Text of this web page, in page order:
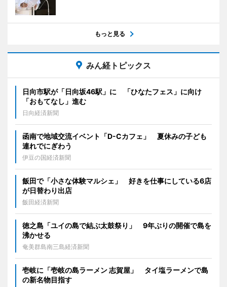
もっと見る
みん経トピックス
日向市駅が「日向坂46駅」に 「ひなたフェス」に向け
「おもてなし」進む
日向経済新聞
函南で地域交流イベント「D-Cカフェ」 夏休みの子ども
連れでにぎわう
伊豆の国経済新聞
飯田で「小さな体験マルシェ」 好きを仕事にしている6店
が日替わり出店
飯田経済新聞
徳之島「ユイの島で結ぶ太鼓祭り」 9年ぶりの開催で島を
沸かせる
奄美群島南三島経済新聞
壱岐に「壱岐の島ラーメン 志賀屋」 タイ塩ラーメンで島
の新名物目指す